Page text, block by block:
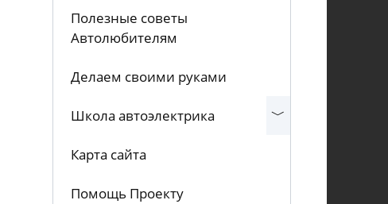
Полезные советы
Автолюбителям
Делаем своими руками
Школа автоэлектрика
Карта сайта
Помощь Проекту